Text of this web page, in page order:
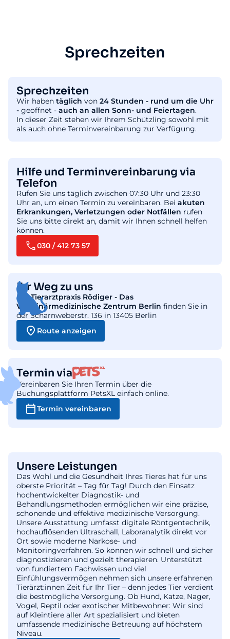
Sprechzeiten
Sprechzeiten
Wir haben täglich von 24 Stunden - rund um die Uhr
- geöffnet - auch an allen Sonn- und Feiertagen.
In dieser Zeit stehen wir Ihrem Schützling sowohl mit
als auch ohne Terminvereinbarung zur Verfügung.
Hilfe und Terminvereinbarung via
Telefon
Rufen Sie uns täglich zwischen 07:30 Uhr und 23:30
Uhr an, um einen Termin zu vereinbaren. Bei akuten
Erkrankungen, Verletzungen oder Notfällen rufen
Sie uns bitte direkt an, damit wir Ihnen schnell helfen
können.
030 / 412 73 57
Ihr Weg zu uns
DieTierarztpraxis Rödiger - Das
Veterinärmedizinische Zentrum Berlin finden Sie in
der Scharnweberstr. 136 in 13405 Berlin
Route anzeigen
Termin via
Vereinbaren Sie Ihren Termin über die
Buchungsplattform PetsXL einfach online.
Termin vereinbaren
Unsere Leistungen
Das Wohl und die Gesundheit Ihres Tieres hat für uns
oberste Priorität – Tag für Tag! Durch den Einsatz
hochentwickelter Diagnostik- und
Behandlungsmethoden ermöglichen wir eine präzise,
schonende und effektive medizinische Versorgung.
Unsere Ausstattung umfasst digitale Röntgentechnik,
hochauflösenden Ultraschall, Laboranalytik direkt vor
Ort sowie moderne Narkose- und
Monitoringverfahren. So können wir schnell und sicher
diagnostizieren und gezielt therapieren. Unterstützt
von fundiertem Fachwissen und viel
Einfühlungsvermögen nehmen sich unsere erfahrenen
Tierärzt:innen Zeit für Ihr Tier – denn jedes Tier verdient
die bestmögliche Versorgung. Ob Hund, Katze, Nager,
Vogel, Reptil oder exotischer Mitbewohner: Wir sind
auf Kleintiere aller Art spezialisiert und bieten
umfassende medizinische Betreuung auf höchstem
Niveau.